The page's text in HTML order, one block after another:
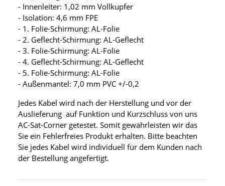
- Innenleiter: 1,02 mm Vollkupfer
- Isolation: 4,6 mm FPE
- 1. Folie-Schirmung: AL-Folie
- 2. Geflecht-Schirmung: AL-Geflecht
- 3. Folie-Schirmung: AL-Folie
- 4. Geflecht-Schirmung: AL-Geflecht
- 5. Folie-Schirmung: AL-Folie
- Außenmantel: 7,0 mm PVC +/-0,2
Jedes Kabel wird nach der Herstellung und vor der
Auslieferung auf Funktion und Kurzschluss von uns
AC-Sat-Corner getestet. Somit gewährleisten wir das
Sie ein Fehlerfreies Produkt erhalten. Bitte beachten
Sie jedes Kabel wird individuell für dem Kunden nach
der Bestellung angefertigt.